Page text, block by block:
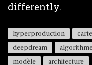
differently.
hyperproduction
deepdream
modèle
architecture